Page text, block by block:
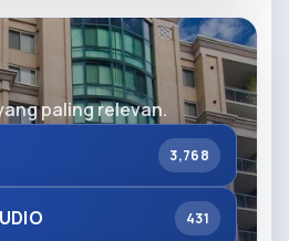
paling relevan.
3,768
431